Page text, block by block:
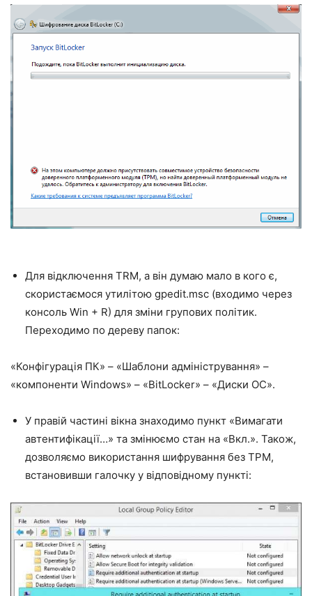
Для відключення TRM, а він думаю мало в кого є,
скористаємося утилітою gpedit.msc (входимо через
консоль Win + R) для зміни групових політик.
Переходимо по дереву папок:
«Конфігурація ПК» – «Шаблони адміністрування» –
«компоненти Windows» – «BitLocker» – «Диски ОС».
У правій частині вікна знаходимо пункт «Вимагати
автентифікації…» та змінюємо стан на «Вкл.». Також,
дозволяємо використання шифрування без TPM,
встановивши галочку у відповідному пункті: